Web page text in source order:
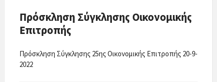
Πρόσκληση Σύγκλησης Οικονομικής
Επιτροπής
Πρόσκληση Σύγκλησης 25ης Οικονομικής Επιτροπής 20-9-
2022